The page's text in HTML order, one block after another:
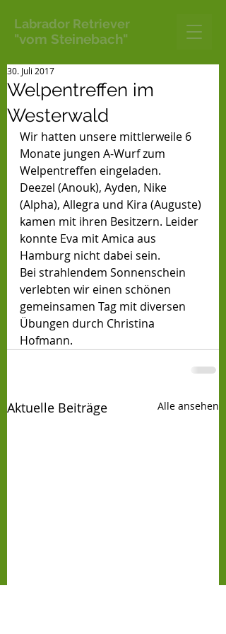
Labrador Retriever
"vom Steinebach"
Welpentreffen im
Westerwald
30. Juli 2017
Wir hatten unsere mittlerweile 6
Monate jungen A-Wurf zum
Welpentreffen eingeladen.
Deezel (Anouk), Ayden, Nike
(Alpha), Allegra und Kira (Auguste)
kamen mit ihren Besitzern. Leider
konnte Eva mit Amica aus
Hamburg nicht dabei sein.
Bei strahlendem Sonnenschein
verlebten wir einen schönen
gemeinsamen Tag mit diversen
Übungen durch Christina
Hofmann.
Aktuelle Beiträge Alle ansehen